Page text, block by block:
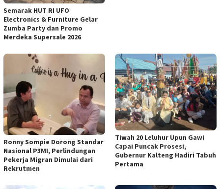
Semarak HUT RI UFO
Electronics & Furniture Gelar
Zumba Party dan Promo
Merdeka Supersale 2026
Ronny Sompie Dorong Standar
Nasional P3MI, Perlindungan
Pekerja Migran Dimulai dari
Rekrutmen
Tiwah 20 Leluhur Upun Gawi
Capai Puncak Prosesi,
Gubernur Kalteng Hadiri Tabuh
Pertama